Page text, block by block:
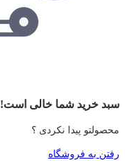
سبد خرید شما خالی است!
محصولتو پیدا نکردی ؟
رفتن به فروشگاه